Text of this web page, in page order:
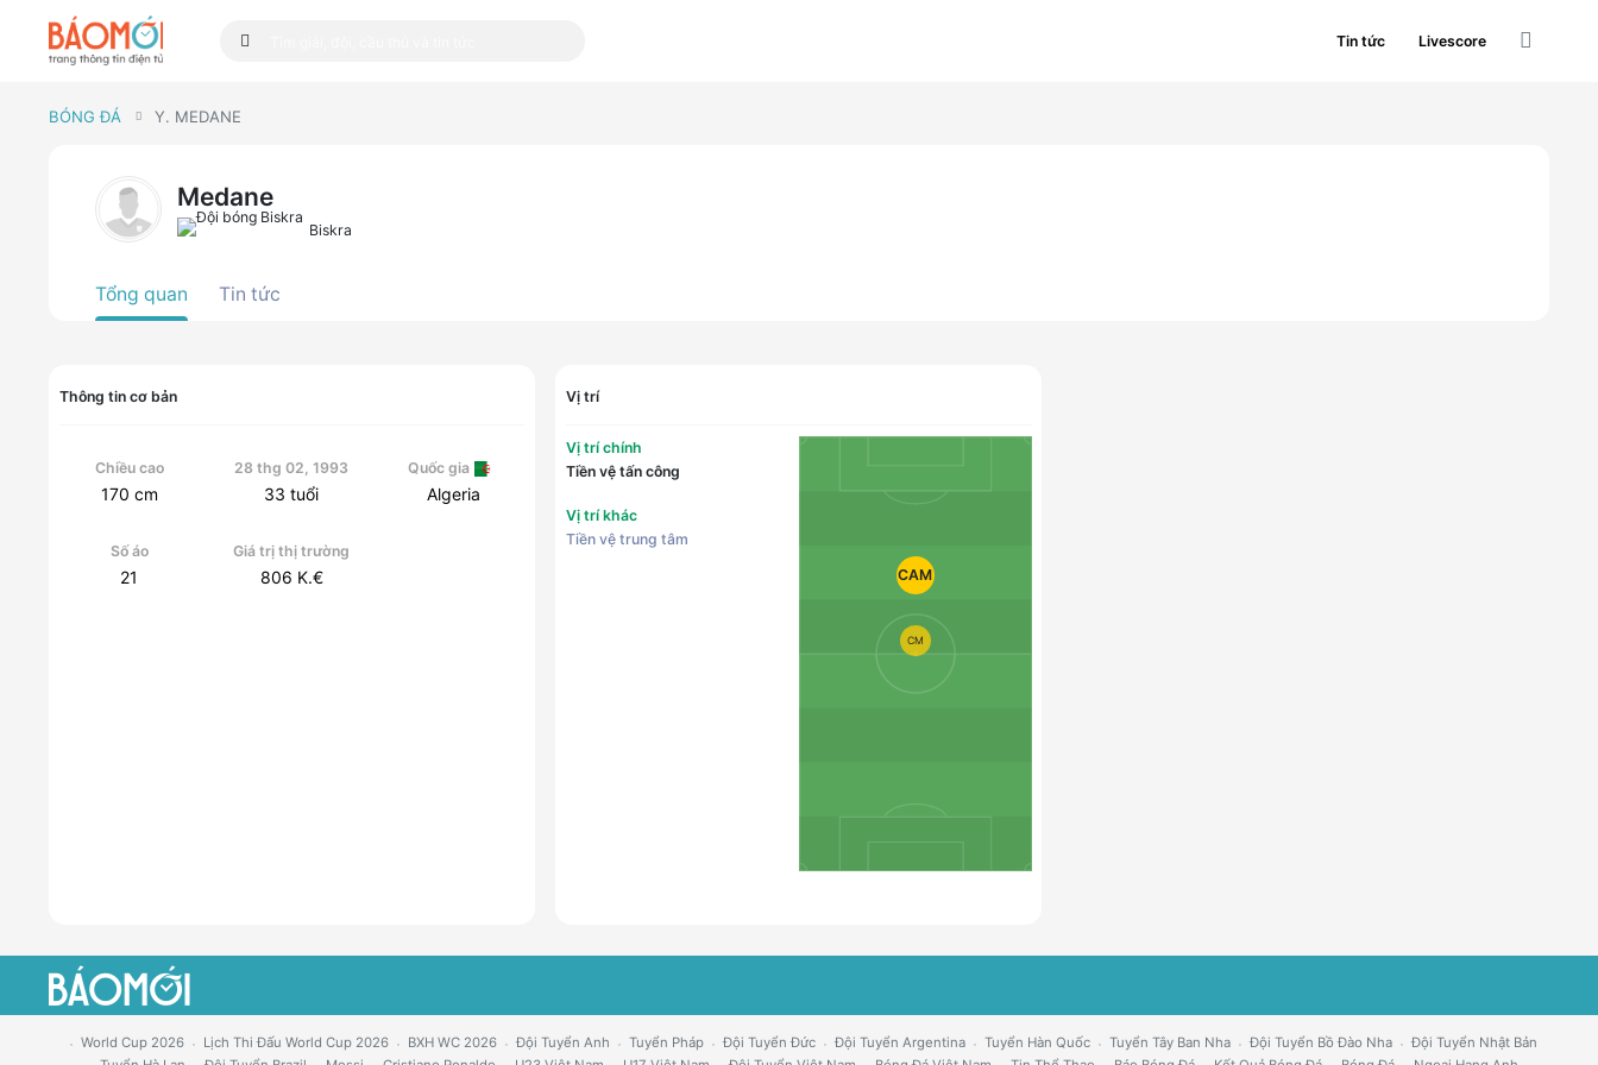
Tin tức Livescore
BÓNG ĐÁ Y. MEDANE
Medane
Biskra
Tổng quan Tin tức
Thông tin cơ bản
Chiều cao
170 cm
28 thg 02, 1993
33 tuổi
Quốc gia
Algeria
Số áo
21
Giá trị thị trường
806 K.€
Vị trí
Vị trí chính
Tiền vệ tấn công
Vị trí khác
Tiền vệ trung tâm
CAM
CM
World Cup 2026 Lịch Thi Đấu World Cup 2026 BXH WC 2026 Đội Tuyển Anh Tuyển Pháp Đội Tuyển Đức Đội Tuyển Argentina Tuyển Hàn Quốc Tuyển Tây Ban Nha Đội Tuyển Bồ Đào Nha
Đội Tuyển Nhật Bản